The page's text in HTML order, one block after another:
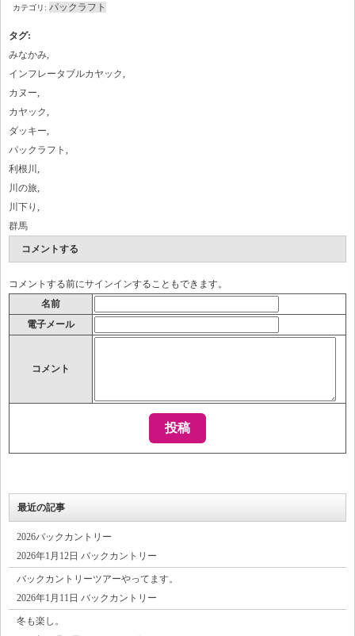
カテゴリ: パックラフト
タグ:
みなかみ
インフレータブルカヤック
カヌー
カヤック
ダッキー
パックラフト
利根川
川の旅
川下り
群馬
コメントする
コメントする前にサインインすることもできます。
名前
電子メール
コメント
最近の記事
2026バックカントリー
2026年1月12日 バックカントリー
バックカントリーツアーやってます。
2026年1月11日 バックカントリー
冬も楽し。